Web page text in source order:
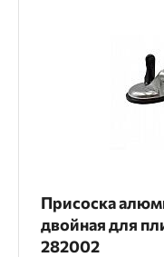
Присоска
двойная для
282002